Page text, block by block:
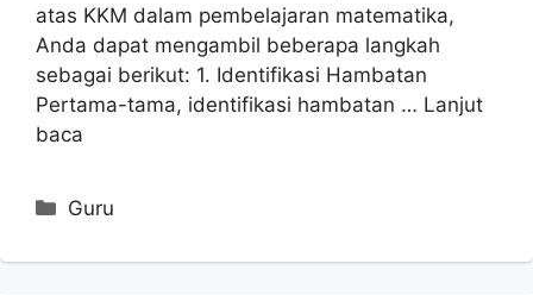
atas KKM dalam pembelajaran matematika,
Anda dapat mengambil beberapa langkah
sebagai berikut: 1. Identifikasi Hambatan
Pertama-tama, identifikasi hambatan … Lanjut
baca
Kategori
Guru